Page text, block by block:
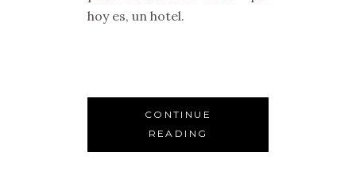
hoy es, un hotel.
CONTINUE
READING